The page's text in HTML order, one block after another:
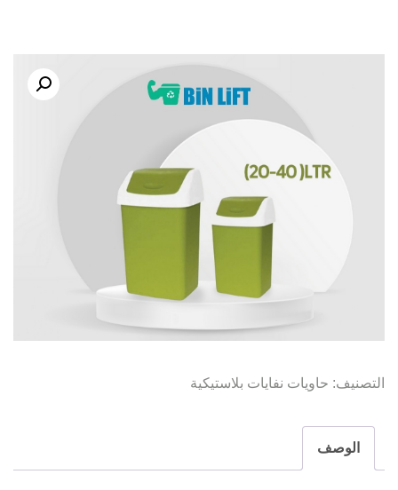
التصنيف: حاويات نفايات بلاستيكية
الوصف